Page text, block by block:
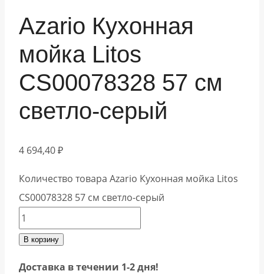
Azario Кухонная
мойка Litos
CS00078328 57 см
светло-серый
4 694,40₽
Количество товара Azario Кухонная мойка Litos
CS00078328 57 см светло-серый
В корзину
Доставка в течении 1-2 дня!